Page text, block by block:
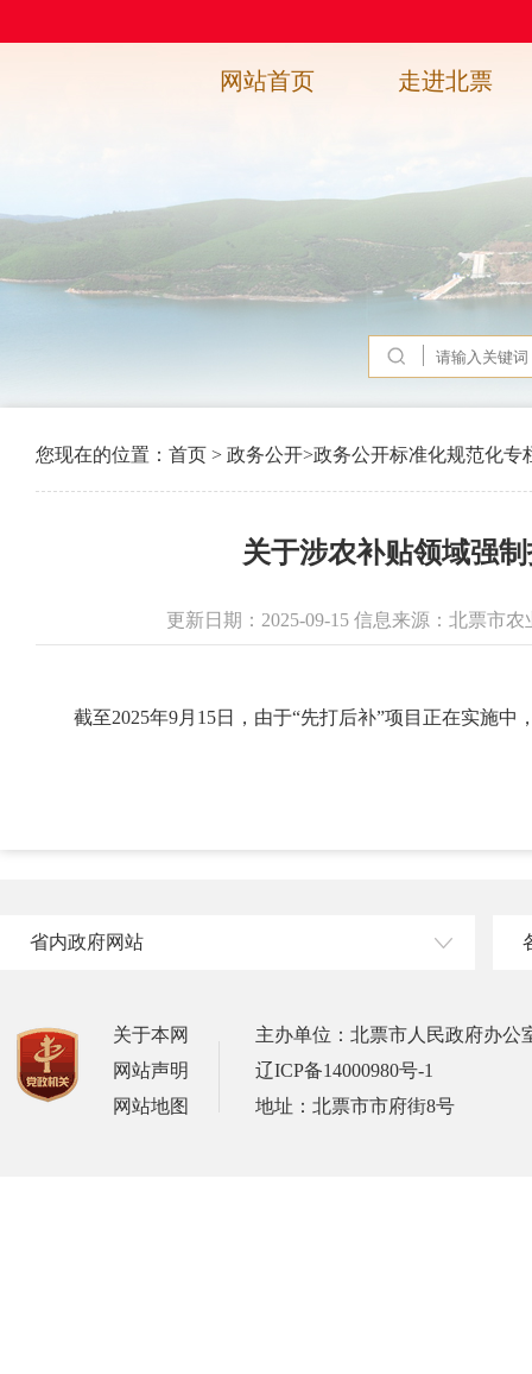
网站首页 走进北票
您现在的位置： 首页 > 政务公开>政务公开标准化规范化专
关于涉农补贴领域强
更新日期：2025-09-15 信息来源：北票市
截至2025年9月15日，由于“先打后补”项目正在实施
省内政府网站
关于本网
网站声明
网站地图
主办单位：北票市人民政府办公
辽ICP备14000980号-1
地址：北票市市府街8号